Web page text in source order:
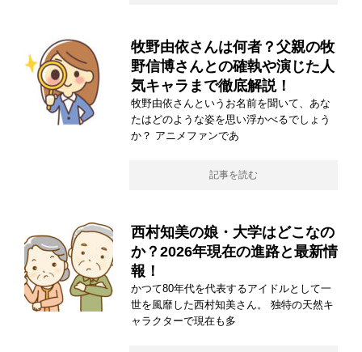
牧野由依さんは何者？父親の牧
野信博さんとの確執や演じた人
気キャラまで徹底解説！
牧野由依さんというお名前を聞いて、あな
たはどのような姿を思い浮かべるでしょう
か？ アニメファンであ
記事を読む
西村知美の娘・大学はどこなの
か？2026年現在の進路と最新情
報！
かつて80年代を代表するアイドルとして一
世を風靡した西村知美さん。 独特の天然キ
ャラクターで現在も多